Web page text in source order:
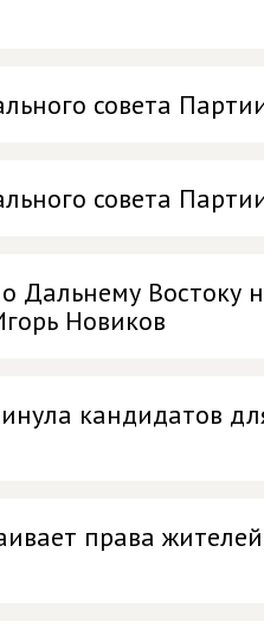
совета
совета
Востоку
Новиков
кандидатов
права